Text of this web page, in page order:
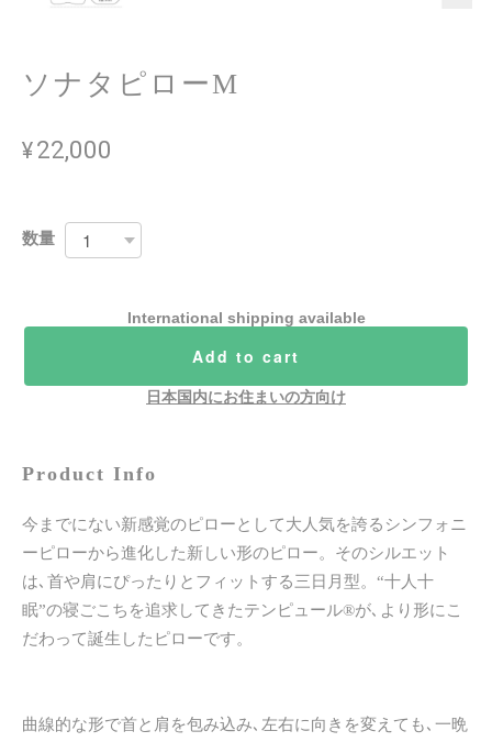
ソナタピローM
¥22,000
数量
International shipping available
Add to cart
日本国内にお住まいの方向け
Product Info
今までにない新感覚のピローとして大人気を誇るシンフォニ
ーピローから進化した新しい形のピロー。そのシルエット
は､首や肩にぴったりとフィットする三日月型。“十人十
眠”の寝ごこちを追求してきたテンピュール®が､より形にこ
だわって誕生したピローです。
曲線的な形で首と肩を包み込み､左右に向きを変えても､一晩